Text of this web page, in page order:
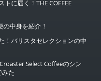
に届く！THE COFFEE
中身を紹介！
！バリスタセレクションの中
Select Coffeeのシン
た